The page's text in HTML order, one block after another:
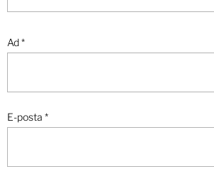
Ad*
E-posta *